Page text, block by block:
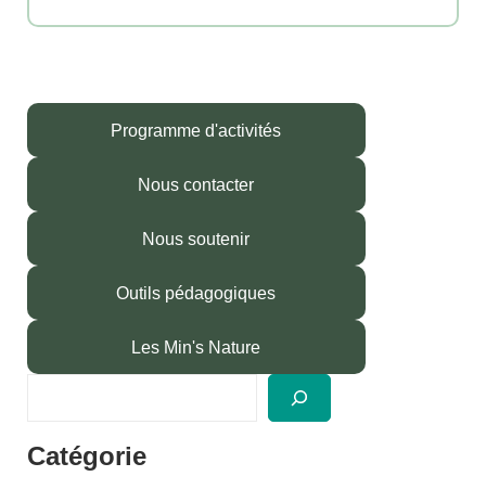
Programme d'activités
Nous contacter
Nous soutenir
Outils pédagogiques
Les Min's Nature
h
Catégorie